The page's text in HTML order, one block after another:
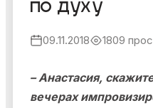
по духу
09.11.2018 1809
– Анастасия,
вечерах
конфиденциальности,
Я ознакомился и согласен с
участия в мероприятиях.